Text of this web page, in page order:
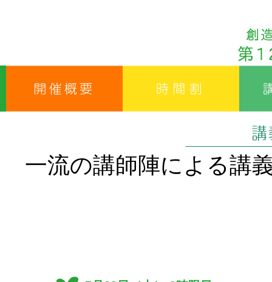
一流の講師陣による講